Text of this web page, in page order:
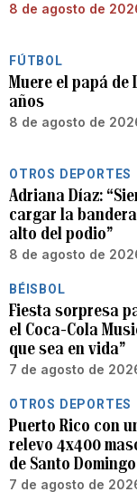
8 de agosto de
FÚTBOL
Muere el papá de
años
8 de agosto de
OTROS DEPORTES
Adriana Díaz:
cargar la
alto del podio”
8 de agosto de
BÉISBOL
Fiesta sorpresa
el Coca-Cola
que sea en vida”
7 de agosto de
OTROS DEPORTES
Puerto Rico con
relevo 4x400
de Santo
7 de agosto de